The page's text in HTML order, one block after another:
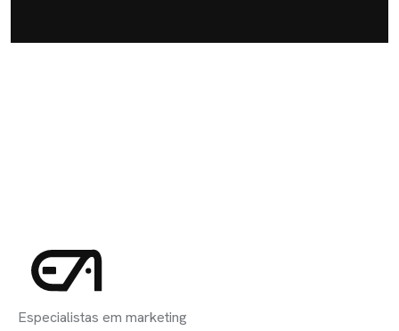
Especialistas em marketing